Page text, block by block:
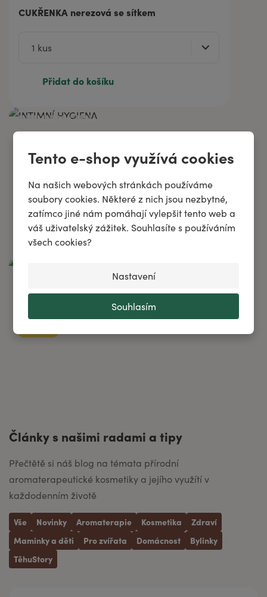
Tento e-shop využívá cookies
Na našich webových stránkách používáme
soubory cookies. Některé z nich jsou nezbytné,
zatímco jiné nám pomáhají vylepšit tento web a
váš uživatelský zážitek. Souhlasíte s používáním
všech cookies?
Nastavení
Souhlasím
CUKŘENKA nerezová se sítkem
Přidat do košíku
INTIMNÍ HYGIENA
hygiena jako
Zachovej si tvář.
Články s našimi radami a tipy
Přečtětě si náš blog na témata přírodní
aromaterapeutické kosmetiky a jejího využítí v
každodenním životě
Vše Novinky Aromaterapie Kosmetika
Zdraví
Maminky a děti
Pro zvířata Domácnost
Bylinky
TěhuStory